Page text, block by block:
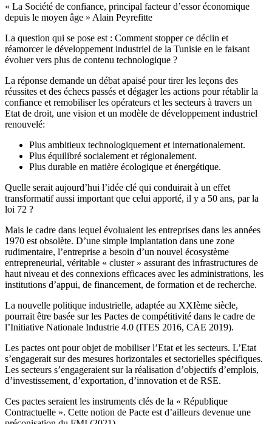
« La Société de confiance, principal facteur d’essor économique
depuis le moyen âge » Alain Peyrefitte
La question qui se pose est : Comment stopper ce déclin et
réamorcer le développement industriel de la Tunisie en le faisant
évoluer vers plus de contenu technologique ?
La réponse demande un débat apaisé pour tirer les leçons des
réussites et des échecs passés et dégager les actions pour rétablir la
confiance et remobiliser les opérateurs et les secteurs à travers un
Etat de droit, une vision et un modèle de développement industriel
renouvelé:
Plus ambitieux technologiquement et internationalement.
Plus équilibré socialement et régionalement.
Plus durable en matière écologique et énergétique.
Quelle serait aujourd’hui l’idée clé qui conduirait à un effet
transformatif aussi important que celui apporté, il y a 50 ans, par la
loi 72 ?
Mais le cadre dans lequel évoluaient les entreprises dans les années
1970 est obsolète. D’une simple implantation dans une zone
rudimentaire, l’entreprise a besoin d’un nouvel écosystème
entrepreneurial, véritable « cluster » assurant des infrastructures de
haut niveau et des connexions efficaces avec les administrations, les
institutions d’appui, de financement, de formation et de recherche.
La nouvelle politique industrielle, adaptée au XXIème siècle,
pourrait être basée sur les Pactes de compétitivité dans le cadre de
l’Initiative Nationale Industrie 4.0 (ITES 2016, CAE 2019).
Les pactes ont pour objet de mobiliser l’Etat et les secteurs. L’Etat
s’engagerait sur des mesures horizontales et sectorielles spécifiques.
Les secteurs s’engageraient sur la réalisation d’objectifs d’emplois,
d’investissement, d’exportation, d’innovation et de RSE.
Ces pactes seraient les instruments clés de la « République
Contractuelle ». Cette notion de Pacte est d’ailleurs devenue une